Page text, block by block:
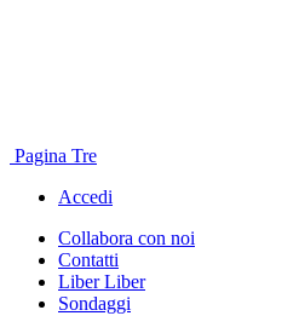
Pagina Tre
Accedi
Collabora con noi
Contatti
Liber Liber
Sondaggi